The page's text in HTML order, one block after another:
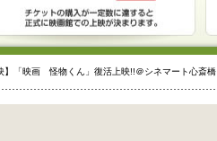
】「映画 怪物くん」復活上映!!＠シネマート心斎橋